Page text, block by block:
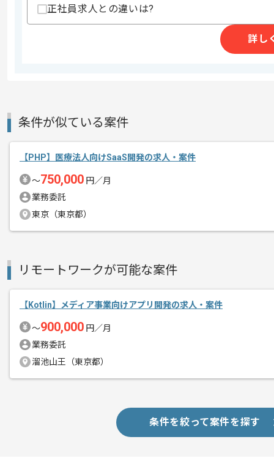
・CI/CD環境の構築経験
・クロスコンパイル可能なフレームワ
・AppleStoreやGoogleStorre等のモバ
精算・お支払い
作業開始日
エージェントからのコ
メント
モバイルアプリの開発経験を活かした
おすすめの案件となっております。
正社員求人との違いは?
詳し
条件が似ている案件
【PHP】医療法人向けSaaS開発の求人・案件
〜750,000 円／月
業務委託
東京（東京都）
リモートワークが可能な案件
【Kotlin】メディア事業向けアプリ開発の求人・案件
〜900,000 円／月
業務委託
溜池山王（東京都）
条件を絞って案件を探す